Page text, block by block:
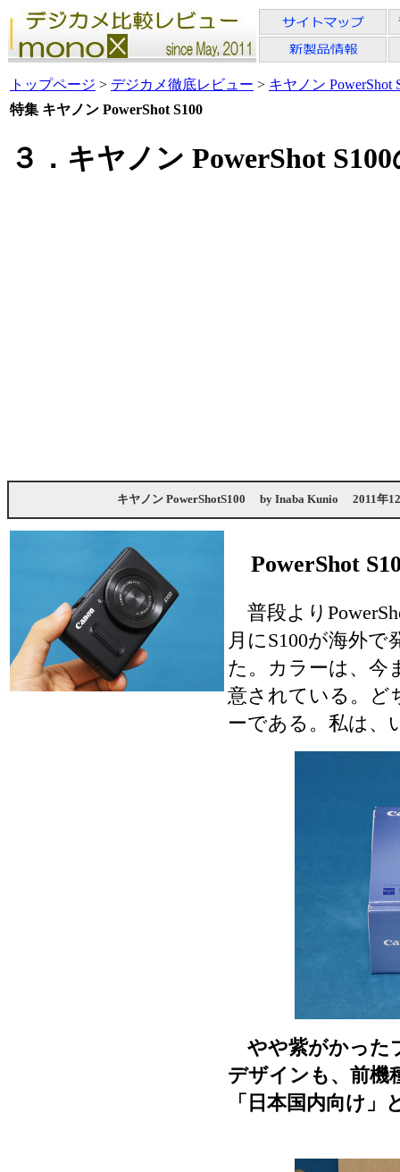
トップページ > デジカメ徹底レビュー > キヤノン PowerShot
特集 キヤノン PowerShot S100
３．キヤノン PowerShot
キヤノン PowerShotS100 by Inaba Kunio 2011年
PowerShot
普段より
月にS100が海外
た。カラーは、今
意されている。ど
ーである。私は、
やや紫がかった
デザインも、前機
「日本国内向け